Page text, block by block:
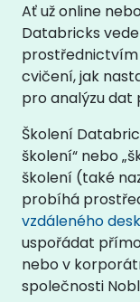
Ať už online
Databricks
cvičení, jak
pro analýzu dat
Školení
školení“ nebo
školení (také
probíhá
vzdáleného
uspořádat
nebo v
společnosti